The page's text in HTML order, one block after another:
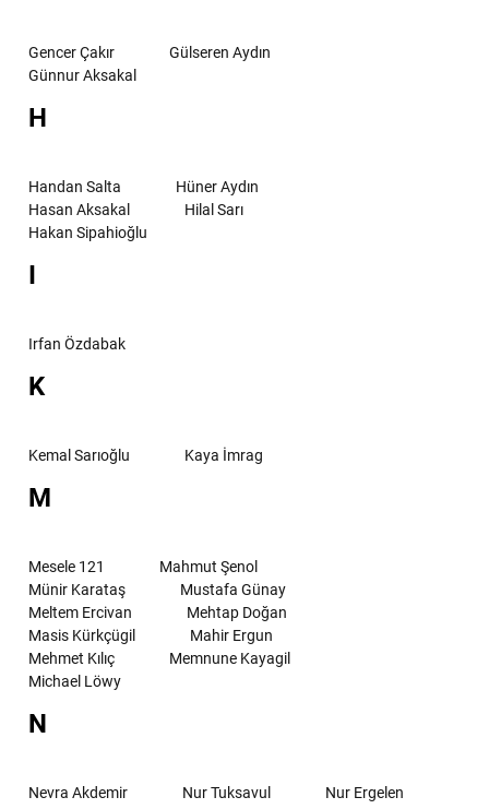
Gencer Çakır
Gülseren Aydın
Günnur Aksakal
H
Handan Salta
Hüner Aydın
Hasan Aksakal
Hilal Sarı
Hakan Sipahioğlu
I
Irfan Özdabak
K
Kemal Sarıoğlu Kaya İmrag
M
Mesele 121
Mahmut Şenol
Münir Karataş
Mustafa Günay
Meltem Ercivan
Mehtap Doğan
Masis Kürkçügil
Mahir Ergun
Mehmet Kılıç
Memnune Kayagil
Michael Löwy
N
Nevra Akdemir Nur Tuksavul Nur Ergelen